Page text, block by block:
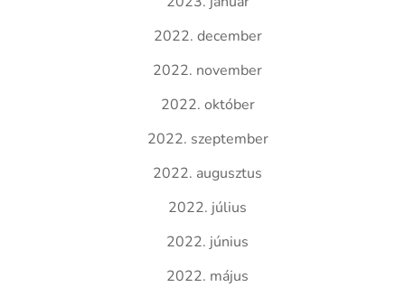
2022. december
2022. november
2022. október
2022. szeptember
2022. augusztus
2022. július
2022. június
2022. május